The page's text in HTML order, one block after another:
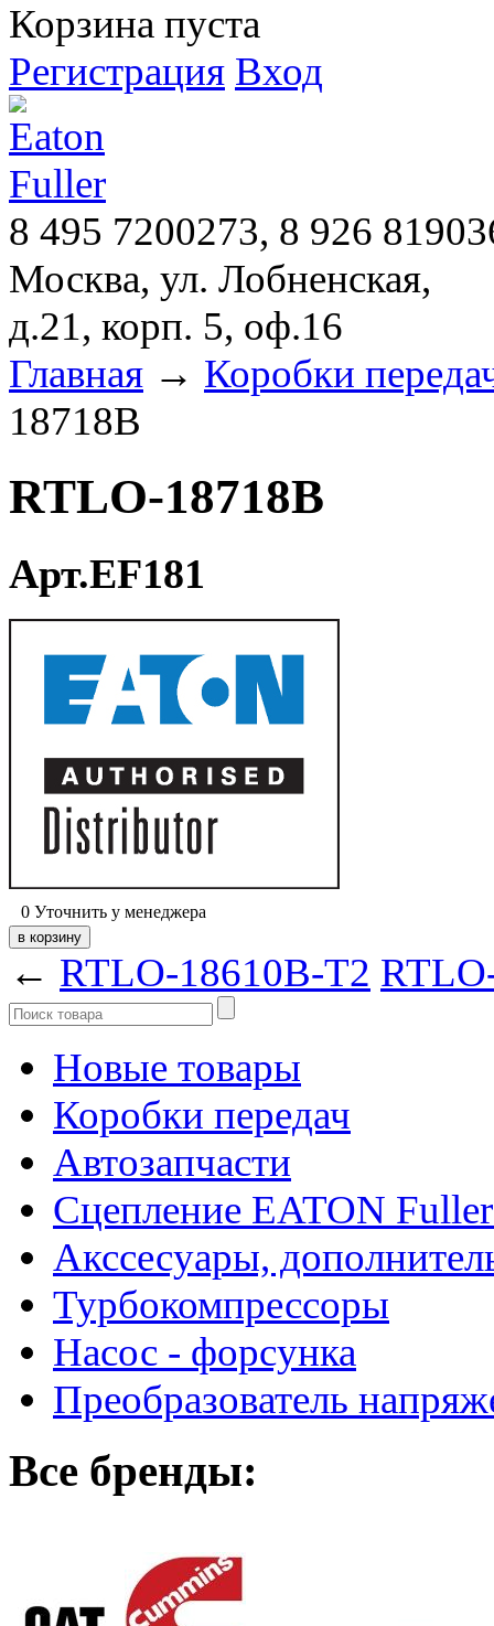
Корзина пуста
Регистрация Вход
8 495 7200273, 8 926
Москва, ул. Лобненская,
д.21, корп. 5, оф.16
Главная → Коробки
18718B
RTLO-18718B
Арт.EF181
0 Уточнить у менеджера
← RTLO-18610B-T2
Новые товары
Коробки передач
Автозапчасти
Сцепление EATON
Акссесуары,
Турбокомпрессоры
Насос - форсунка
Преобразователь
Все бренды: